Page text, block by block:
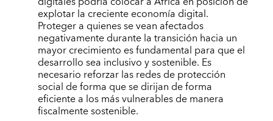
explotar la creciente economía digital.
Proteger a quienes se vean afectados
negativamente durante la transición hacia un
mayor crecimiento es fundamental para que el
desarrollo sea inclusivo y sostenible. Es
necesario reforzar las redes de protección
social de forma que se dirijan de forma
eficiente a los más vulnerables de manera
fiscalmente sostenible.